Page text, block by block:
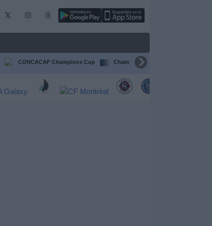
CONCACAF Champions Cup Champions League